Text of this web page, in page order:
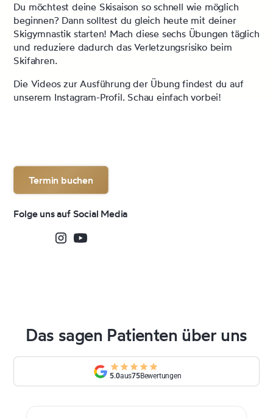
Du möchtest deine Skisaison so schnell wie möglich
beginnen? Dann solltest du gleich heute mit deiner
Skigymnastik starten! Mach diese sechs Übungen täglich
und reduziere dadurch das Verletzungsrisiko beim
Skifahren.
Die Videos zur Ausführung der Übung findest du auf
unserem Instagram-Profil. Schau einfach vorbei!
Termin buchen
Folge uns auf Social Media
Das sagen Patienten über uns
5.0aus75Bewertungen